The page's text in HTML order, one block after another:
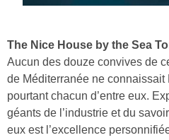
The Nice House by the Sea
Aucun des douze convives de
de Méditerranée ne
pourtant chacun d’entre eux.
géants de l’industrie et du
eux est l’excellence